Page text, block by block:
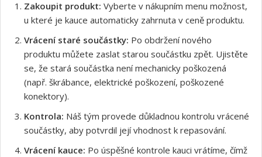
Zakoupit produkt: Vyberte v nákupním menu možnost,
u které je kauce automaticky zahrnuta v ceně produktu.
Vrácení staré součástky: Po obdržení nového
produktu můžete zaslat starou součástku zpět. Ujistěte
se, že stará součástka není mechanicky poškozená
(např. škrábance, elektrické poškození, poškozené
konektory).
Kontrola: Náš tým provede důkladnou kontrolu vrácené
součástky, aby potvrdil její vhodnost k repasování.
Vrácení kauce: Po úspěšné kontrole kauci vrátíme, čímž